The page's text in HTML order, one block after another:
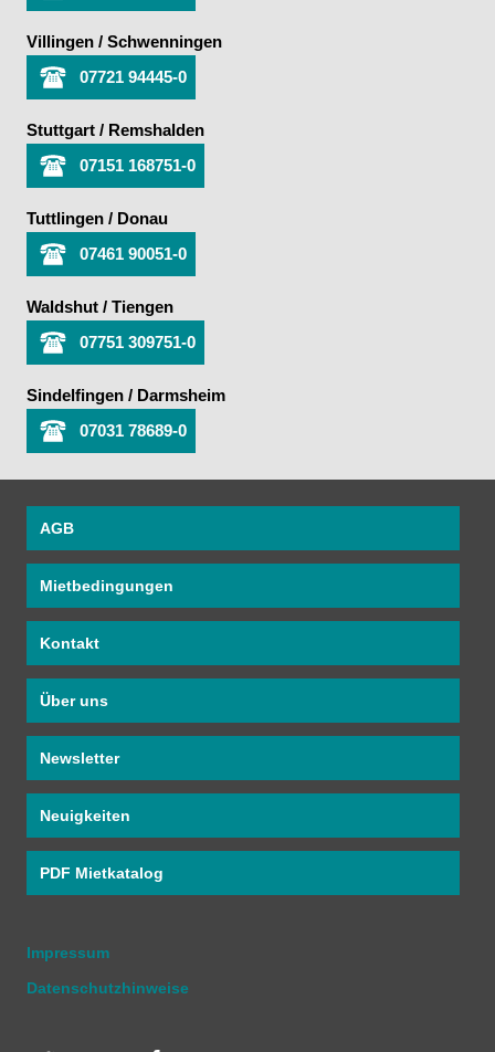
Villingen / Schwenningen
07721 94445-0
Stuttgart / Remshalden
07151 168751-0
Tuttlingen / Donau
07461 90051-0
Waldshut / Tiengen
07751 309751-0
Sindelfingen / Darmsheim
07031 78689-0
AGB
Mietbedingungen
Kontakt
Über uns
Newsletter
Neuigkeiten
PDF Mietkatalog
Impressum
Datenschutzhinweise